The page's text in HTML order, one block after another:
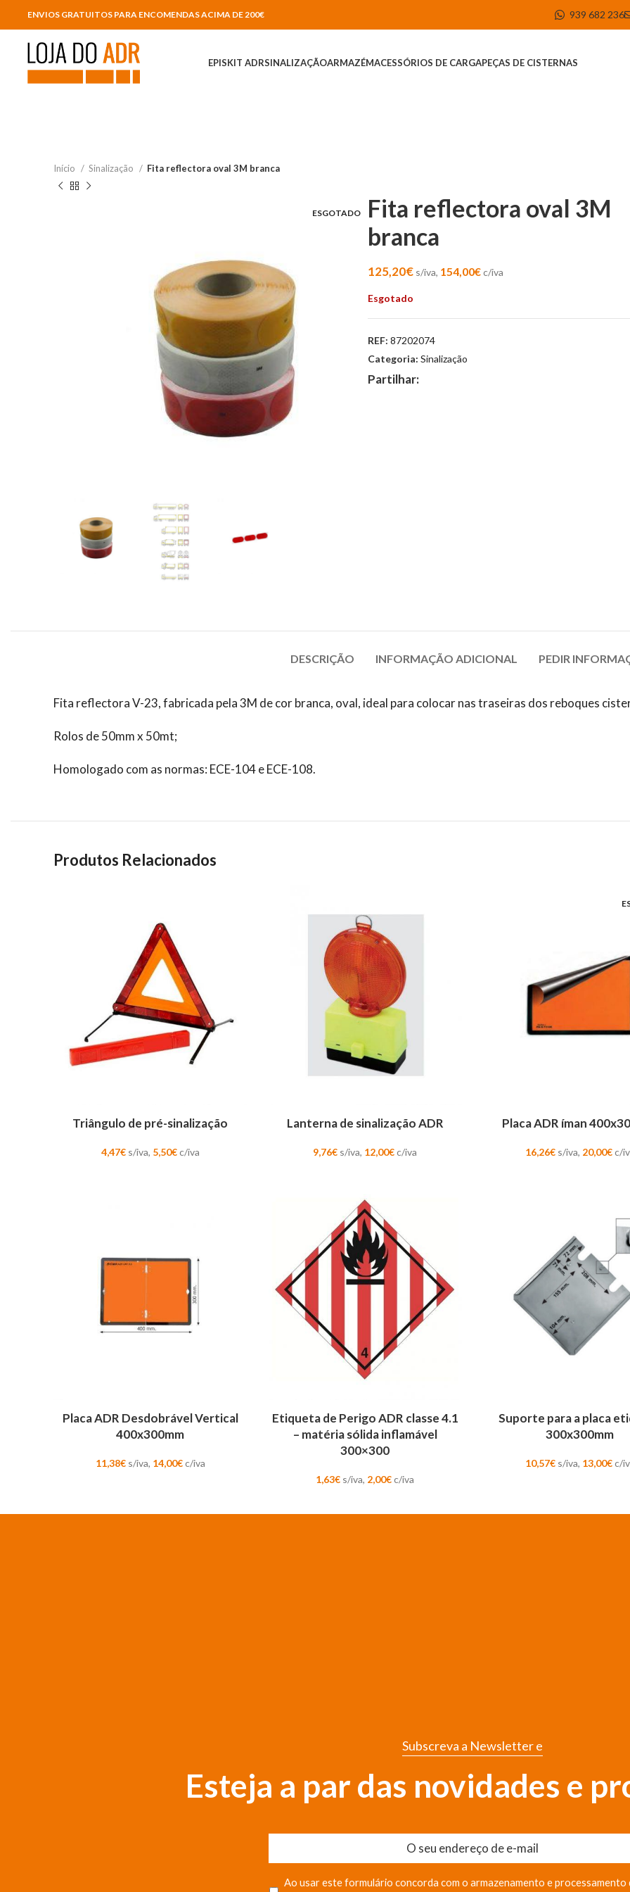
ENVIOS GRATUITOS PARA ENCOMENDAS ACIMA DE 200€ 939 682 236
EPISKIT ADRSINALIZAÇÃOARMAZÉMACESSÓRIOS DE CARGAPEÇAS DE CISTERNAS
Início Sinalização Fita reflectora oval 3M branca
ESGOTADO
Fita reflectora oval 3M
branca
125,20€ s/iva, 154,00€c/iva
Esgotado
REF: 87202074
Categoria: Sinalização
Partilhar:
DESCRIÇÃO INFORMAÇÃO ADICIONAL PEDIR
Fita reflectora V-23, fabricada pela 3M de cor branca, oval, ideal para colocar nas traseiras dos reboques
Rolos de 50mm x 50mt;
Homologado com as normas: ECE-104 e ECE-108.
Produtos Relacionados
Triângulo de pré-sinalização
4,47€ s/iva, 5,50€c/iva
Lanterna de sinalização ADR
9,76€ s/iva, 12,00€c/iva
Placa ADR íman
16,26€ s/iva, 20,00€c/
Placa ADR Desdobrável Vertical
400x300mm
11,38€ s/iva, 14,00€c/iva
Etiqueta de Perigo ADR classe 4.1
– matéria sólida inflamável
300×300
1,63€ s/iva, 2,00€c/iva
Suporte para a placa
300x300mm
10,57€ s/iva, 13,00€c/
Subscreva a Newsletter e
Esteja a par das novidades e
Ao usar este formulário concorda com o armazenamento e processamento